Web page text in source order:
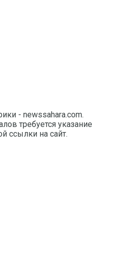
- newssahara.com.
требуется указание
ссылки на сайт.